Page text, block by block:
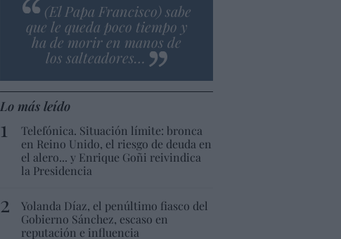
(El Papa Francisco) sabe
que le queda poco tiempo y
ha de morir en manos de
los salteadores…
Lo más leído
Telefónica. Situación límite: bronca
en Reino Unido, el riesgo de deuda en
el alero... y Enrique Goñi reivindica
la Presidencia
Yolanda Díaz, el penúltimo fiasco del
Gobierno Sánchez, escaso en
reputación e influencia